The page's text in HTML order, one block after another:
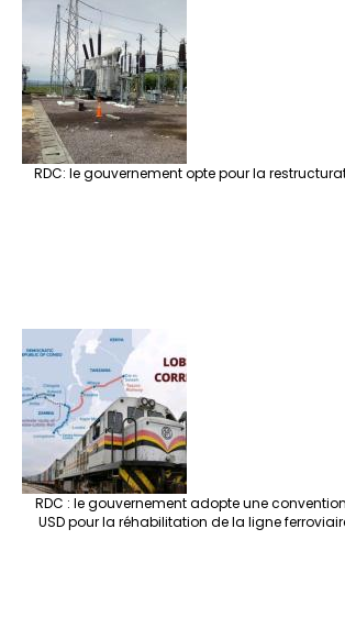
RDC: le gouvernement opte pour la
RDC : le gouvernement adopte une
USD pour la réhabilitation de la ligne